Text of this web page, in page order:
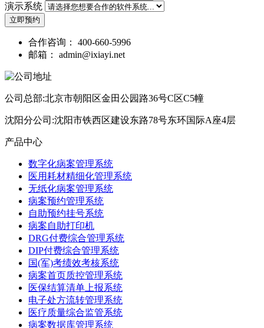
演示系统
立即预约
合作咨询： 400-660-5996
邮箱： admin@ixiayi.net
公司总部:北京市朝阳区金田公园路36号C区C5幢
沈阳分公司:沈阳市铁西区建设东路78号东环国际A座4层
产品中心
数字化病案管理系统
医用耗材精细化管理系统
无纸化病案管理系统
病案预约管理系统
自助预约挂号系统
病案自助打印机
DRG付费综合管理系统
DIP付费综合管理系统
国(军)考绩效考核系统
病案首页质控管理系统
医保结算清单上报系统
电子处方流转管理系统
医疗质量综合监管系统
病案数据库管理系统